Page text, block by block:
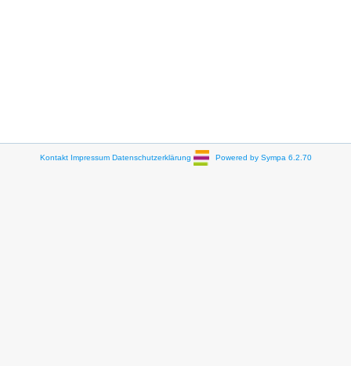
Kontakt Impressum Datenschutzerklärung Powered by Sympa 6.2.70